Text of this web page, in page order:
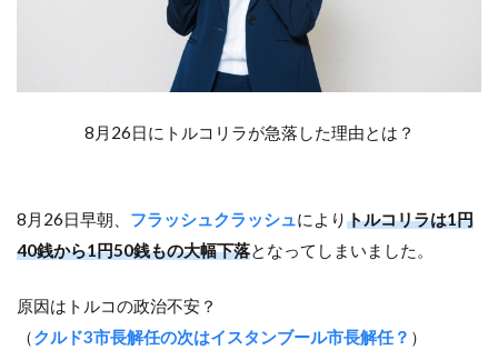
8月26日にトルコリラが急落した理由とは？
8月26日早朝、 フラッシュクラッシュによりトルコリラは1円
40銭から1円50銭もの大幅下落となってしまいました。
原因はトルコの政治不安？
（クルド3市長解任の次はイスタンブール市長解任？ ）